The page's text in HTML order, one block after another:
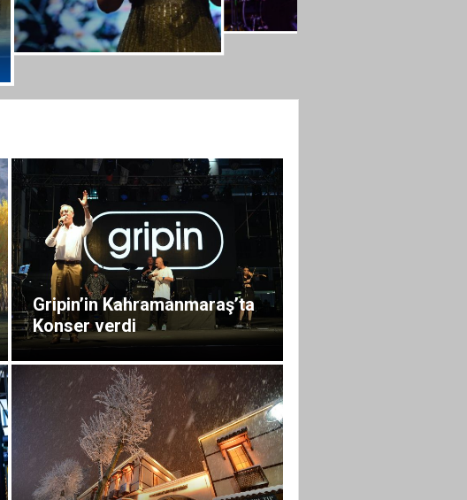
Gripin’in Kahramanmaraş’ta
Konser verdi